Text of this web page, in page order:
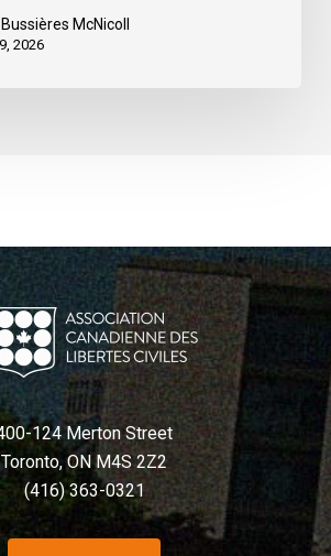
McNicoll
2026
124 Merton Street
Toronto, ON M4S 2Z2
(416) 363-0321